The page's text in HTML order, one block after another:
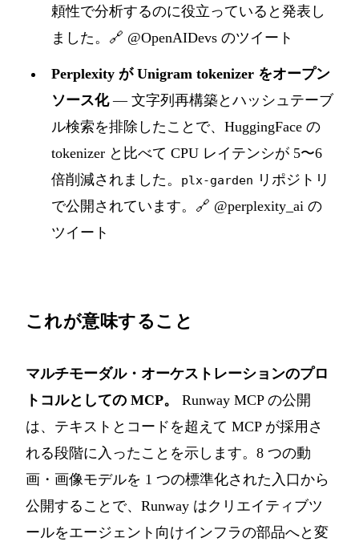
頼性で分析するのに役立っていると発表し
ました。 🔗 @OpenAIDevs のツイート
Perplexity が Unigram tokenizer をオープン
ソース化— 文字列再構築とハッシュテーブ
ル検索を排除したことで、HuggingFace の
tokenizer と比べて CPU レイテンシが 5〜6
倍削減されました。
plx-garden リポジトリ
で公開されています。 🔗 @perplexity_ai の
ツイート
これが意味すること
マルチモーダル・オーケストレーションのプロ
トコルとしての MCP。
Runway MCP の公開
は、テキストとコードを超えて MCP が採用さ
れる段階に入ったことを示します。8 つの動
画・画像モデルを 1 つの標準化された入口から
公開することで、Runway はクリエイティブツ
ールをエージェント向けインフラの部品へと変